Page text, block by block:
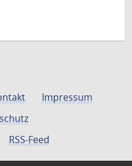
Impressum
RSS-Feed